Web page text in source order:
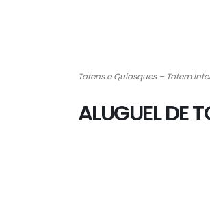
Totens e Quiosques – Totem
ALUGUEL DE